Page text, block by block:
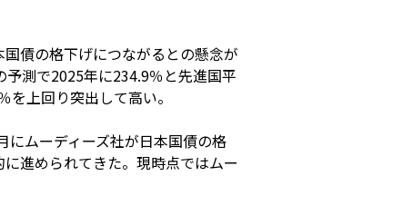
債の格下げにつながるとの懸念が
測で2025年に234.9％と先進国平
上回り突出して高い。
にムーディーズ社が日本国債の格
進められてきた。現時点ではムー